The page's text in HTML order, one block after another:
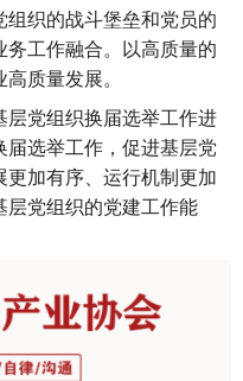
组织的战斗堡垒和党员的
工作融合。 以高质量的
质量发展。
党组织换届选举工作进
选举工作，促进基层党
加有序、运行机制更加
党组织的党建工作能